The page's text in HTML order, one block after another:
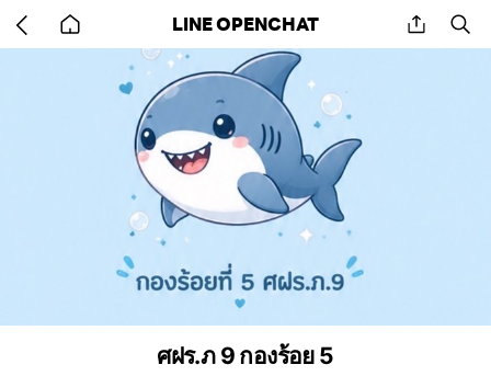
back
to
LINE OPENCHAT share
ศฝร.ภ 9 กองร้อย 5